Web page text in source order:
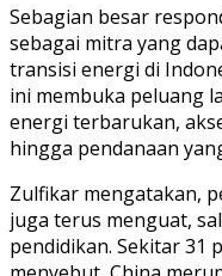
Sebagian besar
sebagai mitra yang
transisi energi di
ini membuka peluang
energi terbarukan,
hingga pendanaan
Zulfikar mengatakan,
juga terus menguat,
pendidikan. Sekitar 31